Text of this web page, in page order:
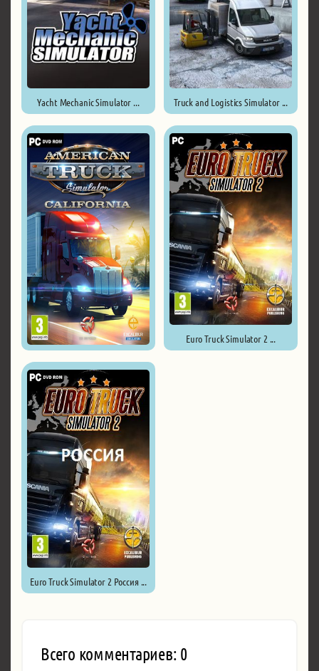
Yacht Mechanic Simulator ... Truck and Logistics Simulator ...
Euro Truck Simulator 2 ...
Euro Truck Simulator 2 Россия ...
Всего комментариев: 0